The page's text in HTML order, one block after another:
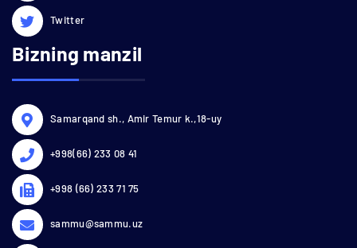
Twitter
Bizning manzil
Samarqand sh., Amir Temur k.,18-uy
+998(66) 233 08 41
+998 (66) 233 71 75
sammu@sammu.uz